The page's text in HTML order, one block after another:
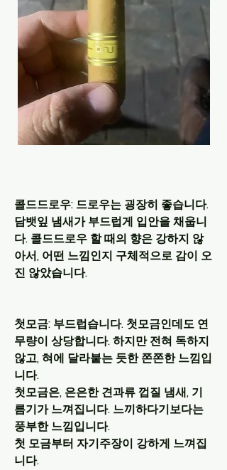
콜드드로우: 드로우는 굉장히 좋습니다.
담뱃잎 냄새가 부드럽게 입안을 채웁니
다. 콜드드로우 할 때의 향은 강하지 않
아서, 어떤 느낌인지 구체적으로 감이 오
진 않았습니다.
첫모금: 부드럽습니다. 첫모금인데도 연
무량이 상당합니다. 하지만 전혀 독하지
않고, 혀에 달라붙는 듯한 쫀쫀한 느낌입
니다.
첫모금은, 은은한 견과류 껍질 냄새, 기
름기가 느껴집니다. 느끼하다기보다는
풍부한 느낌입니다.
첫 모금부터 자기주장이 강하게 느껴집
니다.